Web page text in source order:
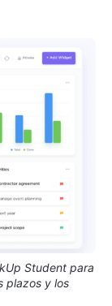
Student para
plazos y los